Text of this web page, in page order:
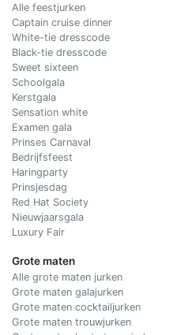
Alle feestjurken
Captain cruise dinner
White-tie dresscode
Black-tie dresscode
Sweet sixteen
Schoolgala
Kerstgala
Sensation white
Examen gala
Prinses Carnaval
Bedrijfsfeest
Haringparty
Prinsjesdag
Red Hat Society
Nieuwjaarsgala
Luxury Fair
Grote maten
Alle grote maten jurken
Grote maten galajurken
Grote maten cocktailjurken
Grote maten trouwjurken